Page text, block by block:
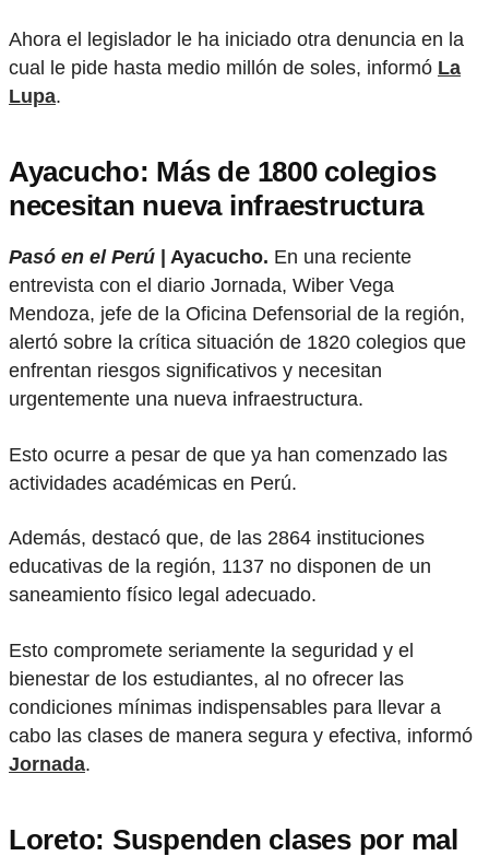
Ahora el legislador le ha iniciado otra denuncia en la
cual le pide hasta medio millón de soles, informó La
Lupa.
Ayacucho: Más de 1800 colegios
necesitan nueva infraestructura
Pasó en el Perú | Ayacucho. En una reciente
entrevista con el diario Jornada, Wiber Vega
Mendoza, jefe de la Oficina Defensorial de la región,
alertó sobre la crítica situación de 1820 colegios que
enfrentan riesgos significativos y necesitan
urgentemente una nueva infraestructura.
Esto ocurre a pesar de que ya han comenzado las
actividades académicas en Perú.
Además, destacó que, de las 2864 instituciones
educativas de la región, 1137 no disponen de un
saneamiento físico legal adecuado.
Esto compromete seriamente la seguridad y el
bienestar de los estudiantes, al no ofrecer las
condiciones mínimas indispensables para llevar a
cabo las clases de manera segura y efectiva, informó
Jornada.
Loreto: Suspenden clases por mal